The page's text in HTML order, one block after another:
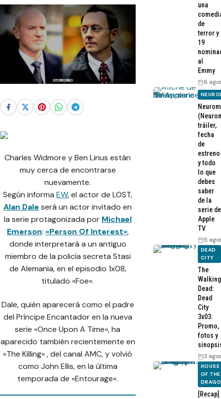
Charles Widmore y Ben Linus están
muy cerca de encontrarse
nuevamente.
Según informaEW, el actor de LOST,
Alan Dale será un actor invitado en
la serie protagonizada por Michael
Emerson: «Person Of Interest»,
donde interpretará a un antiguo
miembro de la policía secreta Stasi
de Alemania, en el episodio 1x08,
titulado «Foe».
Dale, quién aparecerá como el padre
del Príncipe Encantador en la nueva
serie «Once Upon A Time», ha
aparecido también recientemente en
«The Killing» , del canal AMC, y volvió
como John Ellis, en la última
temporada de «Entourage».
una
de
terror y
19
al
Emmy
6
tráiler,
fecha
de
estreno
y todo
lo que
debes
saber
de la
serie de
Apple
TV
5
DEAD
CITY
The
Walking
Dead:
Dead
City
3x03:
Promo,
fotos y
3
HOUSE
OF THE
[Recap]